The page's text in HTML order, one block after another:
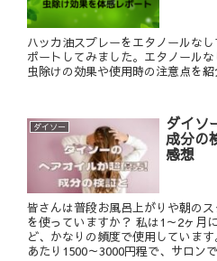
ハッカ油スプレーをエタノールな
ポートしてみました。エタノールな
虫除けの効果や使用時の注意点を紹
ダイソー ダイソ
成分の
感想
皆さんは普段お風呂上がりや朝の
を使っていますか？ 私は1～2ヶ月
ど、かなりの頻度で使用していま
あたり1500～3000円程で、サロン